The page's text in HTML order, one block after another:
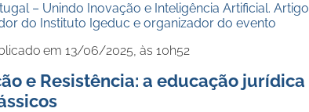
– Unindo Inovação e Inteligência Artificial. Artigo
do Instituto Igeduc e organizador do evento
em 13/06/2025, às 10h52
e Resistência: a educação jurídica